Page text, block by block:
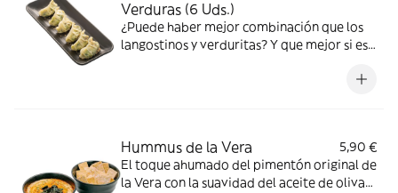
Verduras (6 Uds.)
¿Puede haber mejor combinación que los
langostinos y verduritas? Y que mejor si es
Hummus de la Vera
5,90 €
El toque ahumado del pimentón original de
la Vera con la suavidad del aceite de oliva